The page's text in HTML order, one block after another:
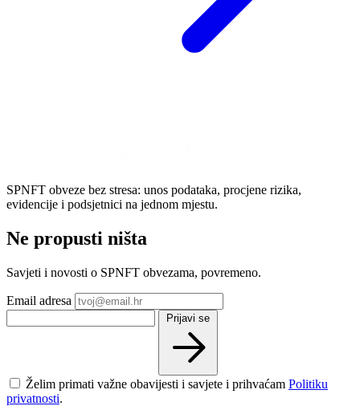
SPNFT obveze bez stresa: unos podataka, procjene rizika,
evidencije i podsjetnici na jednom mjestu.
Ne propusti ništa
Savjeti i novosti o SPNFT obvezama, povremeno.
Email adresa
Želim primati važne obavijesti i savjete i prihvaćam Politiku
privatnosti.